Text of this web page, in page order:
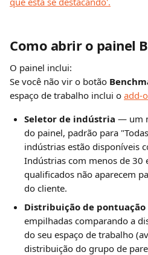
Como abrir o painel
O painel inclui:
Se você não vir o botão
espaço de trabalho inclui o add-
Seletor de indústria — um
do painel, padrão para
indústrias estão disponíveis
Indústrias com menos de 30
qualificados não aparecem
do cliente.
Distribuição de pontuação
empilhadas comparando a
do seu espaço de trabalho
distribuição do grupo de